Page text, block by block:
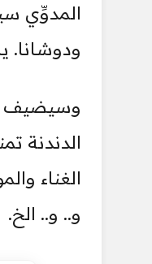
المدوِّي
ودوشانا.
وسيضيف
الدندنة
الغناء
و.. و.. الخ.